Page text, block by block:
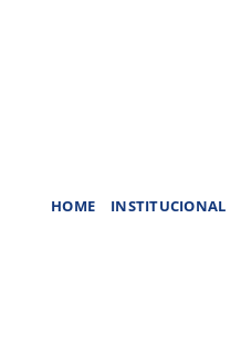
HOME INSTITUCIONAL